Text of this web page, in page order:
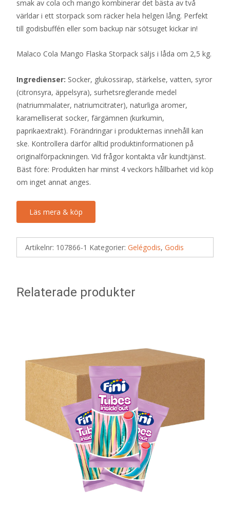
smak av cola och mango kombinerar det bästa av två
världar i ett storpack som räcker hela helgen lång. Perfekt
till godisbuffén eller som backup när sötsuget kickar in!
Malaco Cola Mango Flaska Storpack säljs i låda om 2,5 kg.
Ingredienser: Socker, glukossirap, stärkelse, vatten, syror
(citronsyra, äppelsyra), surhetsreglerande medel
(natriummalater, natriumcitrater), naturliga aromer,
karamelliserat socker, färgämnen (kurkumin,
paprikaextrakt). Förändringar i produkternas innehåll kan
ske. Kontrollera därför alltid produktinformationen på
originalförpackningen. Vid frågor kontakta vår kundtjänst.
Bäst före: Produkten har minst 4 veckors hållbarhet vid köp
om inget annat anges.
Läs mera & köp
Artikelnr: 107866-1 Kategorier: Gelégodis, Godis
Relaterade produkter